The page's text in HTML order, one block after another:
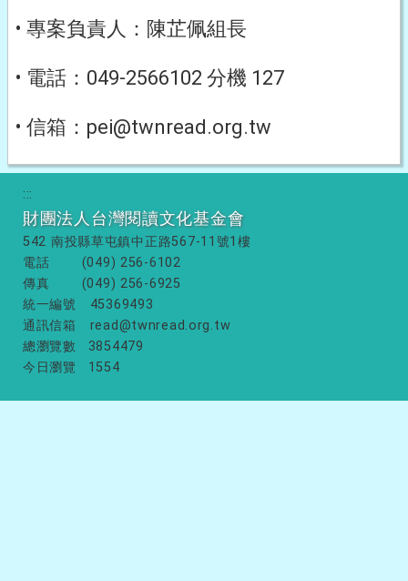
• 專案負責人：陳芷佩組長
• 電話：049-2566102 分機 127
• 信箱：pei@twnread.org.tw
:::
財團法人台灣閱讀文化基金會
542 南投縣草屯鎮中正路567-11號1樓
電話
(049) 256-6102
傳真
(049) 256-6925
統一編號
45369493
通訊信箱
read@twnread.org.tw
總瀏覽數
3854479
今日瀏覽
1554